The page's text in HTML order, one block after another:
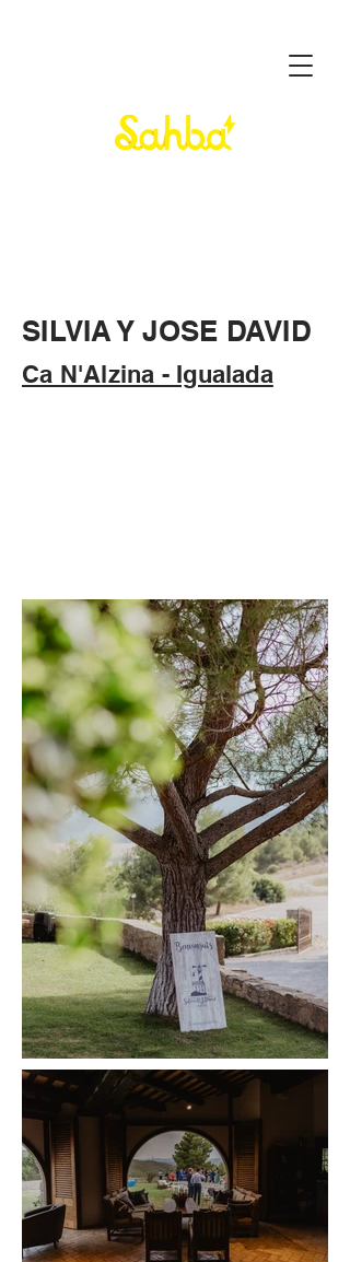
SILVIA Y JOSE DAVID
Ca N'Alzina - Igualada